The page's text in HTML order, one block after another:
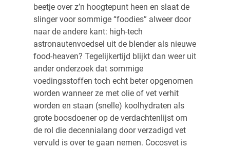
beetje over z’n hoogtepunt heen en slaat de
slinger voor sommige “foodies” alweer door
naar de andere kant: high-tech
astronautenvoedsel uit de blender als nieuwe
food-heaven? Tegelijkertijd blijkt dan weer uit
ander onderzoek dat sommige
voedingsstoffen toch echt beter opgenomen
worden wanneer ze met olie of vet verhit
worden en staan (snelle) koolhydraten als
grote boosdoener op de verdachtenlijst om
de rol die decennialang door verzadigd vet
vervuld is over te gaan nemen. Cocosvet is